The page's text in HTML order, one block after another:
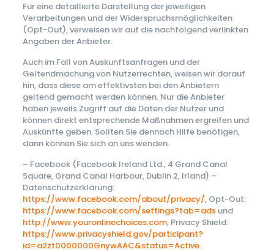
Für eine detaillierte Darstellung der jeweiligen
Verarbeitungen und der Widerspruchsmöglichkeiten
(Opt-Out), verweisen wir auf die nachfolgend verlinkten
Angaben der Anbieter.
Auch im Fall von Auskunftsanfragen und der
Geltendmachung von Nutzerrechten, weisen wir darauf
hin, dass diese am effektivsten bei den Anbietern
geltend gemacht werden können. Nur die Anbieter
haben jeweils Zugriff auf die Daten der Nutzer und
können direkt entsprechende Maßnahmen ergreifen und
Auskünfte geben. Sollten Sie dennoch Hilfe benötigen,
dann können Sie sich an uns wenden.
– Facebook (Facebook Ireland Ltd., 4 Grand Canal
Square, Grand Canal Harbour, Dublin 2, Irland) –
Datenschutzerklärung:
https://www.facebook.com/about/privacy/, Opt-Out:
https://www.facebook.com/settings?tab=adsund
http://www.youronlinechoices.com, Privacy Shield:
https://www.privacyshield.gov/participant?
id=a2zt0000000GnywAAC&status=Active.